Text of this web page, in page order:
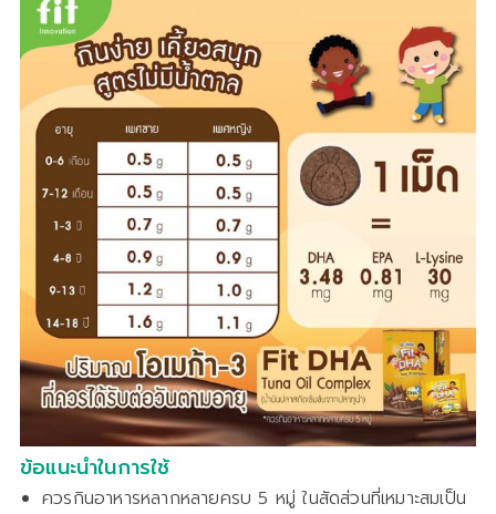
ข้อแนะนำในการใช้
ควรกินอาหารหลากหลายครบ 5 หมู่ ในสัดส่วนที่เหมาะสมเป็น